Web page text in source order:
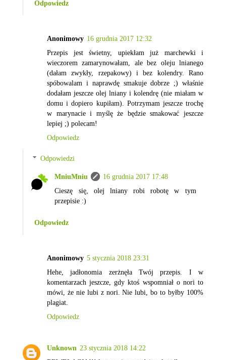
Odpowiedz
Anonimowy 16 grudnia 2017 12:32
Przepis jest świetny, upiekłam już marchewki i
wieczorem zamarynowałam, ale bez oleju lnianego
(dałam zwykły, rzepakowy) i bez kolendry. Rano
spóbowalam i naprawdę smakuje dobrze ;) właśnie
dodałam jeszcze olej lniany i kolendrę (nie miałam w
domu i dopiero kupiłam). Potrzymam jeszcze trochę
w marynacie i myślę że będzie smakować jeszcze
lepiej ;) polecam!
Odpowiedz
Odpowiedzi
MniuMniu
16 grudnia 2017 17:48
Cieszę się, olej lniany robi robotę w tym
przepisie :)
Odpowiedz
Anonimowy 5 stycznia 2018 23:31
Hehe, jadłonomia zerżnęła Twój przepis. I w
komentarzach jeszcze, gdy ktoś wspomniał o nori to
mówi, że nie lubi z nori. Nie lubi, bo to byłby 100%
plagiat.
Odpowiedz
Unknown 23 stycznia 2018 14:22